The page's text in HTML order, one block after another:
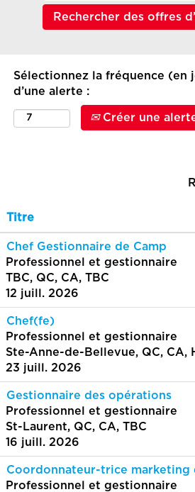
Sélectionnez la fréquence (en
d’une alerte :
Créer une
Titre
Chef Gestionnaire de Camp
Professionnel et gestionnaire
TBC, QC, CA, TBC
12 juill. 2026
Chef(fe)
Professionnel et gestionnaire
Ste-Anne-de-Bellevue, QC, CA,
23 juill. 2026
Gestionnaire des opérations
Professionnel et gestionnaire
St-Laurent, QC, CA, TBC
16 juill. 2026
Coordonnateur-trice marketing
Professionnel et gestionnaire